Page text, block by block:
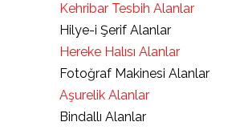
Kehribar Tesbih Alanlar
Hilye-i Şerif Alanlar
Hereke Halısı Alanlar
Fotoğraf Makinesi Alanlar
Aşurelik Alanlar
Bindallı Alanlar